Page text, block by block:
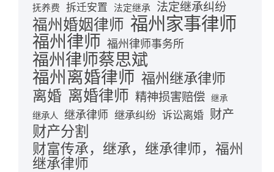
抚养费 拆迁安置 法定继承 法定继承纠纷
福州婚姻律师 福州家事律师
福州律师 福州律师事务所
福州律师蔡思斌
福州离婚律师 福州继承律师
离婚 离婚律师 精神损害赔偿 继承
继承人 继承律师 继承纠纷 诉讼离婚 财产
财产分割
财富传承，继承，继承律师，福州
继承律师